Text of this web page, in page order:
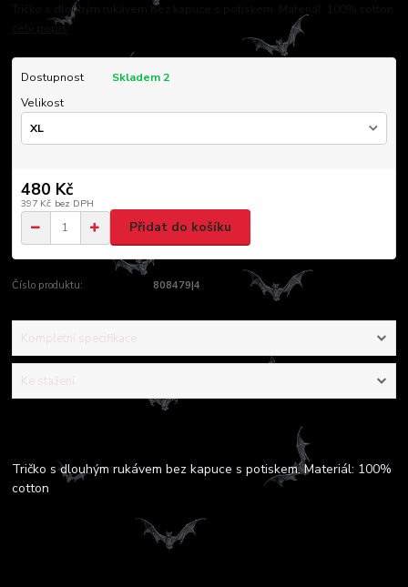
Tričko s dlouhým rukávem bez kapuce s potiskem. Materiál: 100% cotton
celý popis
Dostupnost
Skladem 2
Velikost
480 Kč
397 Kč bez DPH
Přidat do košíku
Číslo produktu: 808479|4
Kompletní specifikace
Ke stažení
Tričko s dlouhým rukávem bez kapuce s potiskem. Materiál: 100%
cotton